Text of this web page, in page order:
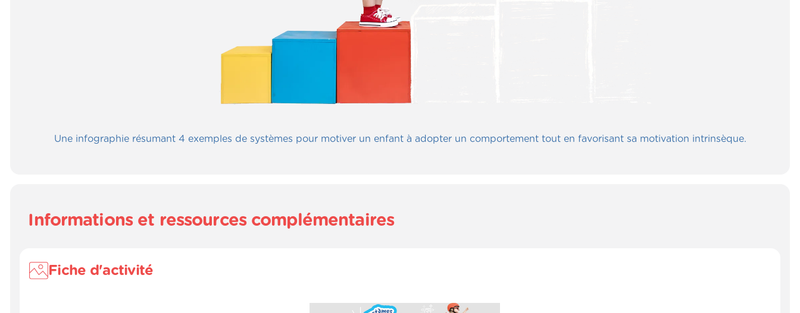
Une infographie résumant 4 exemples de systèmes pour motiver un enfant à adopter un comportement tout en favorisant sa motivation intrinsèque.
Informations et ressources complémentaires
Fiche d'activité